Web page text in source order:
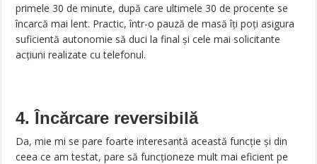
primele 30 de minute, după care ultimele 30 de procente se
încarcă mai lent. Practic, într-o pauză de masă îți poți asigura
suficientă autonomie să duci la final și cele mai solicitante
acțiuni realizate cu telefonul.
4. Încărcare reversibilă
Da, mie mi se pare foarte interesantă această funcție și din
ceea ce am testat, pare să funcționeze mult mai eficient pe